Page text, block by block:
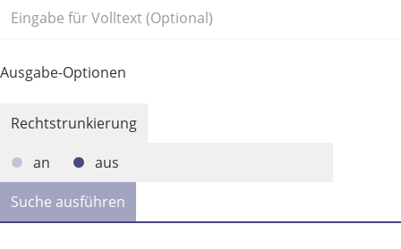
Ausgabe-Optionen
Rechtstrunkierung
an
aus